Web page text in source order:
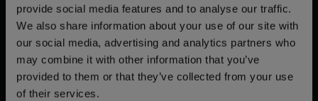
provide social media features and to analyse our traffic.
We also share information about your use of our site with
our social media, advertising and analytics partners who
may combine it with other information that you’ve
provided to them or that they’ve collected from your use
of their services.
【単曲】謎惑館~音の間に間に~
オリジナルサウンドトラック Y
O-KO-SO クラブ謎惑へ